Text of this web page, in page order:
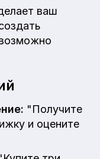
ваш
"Получите
и оцените